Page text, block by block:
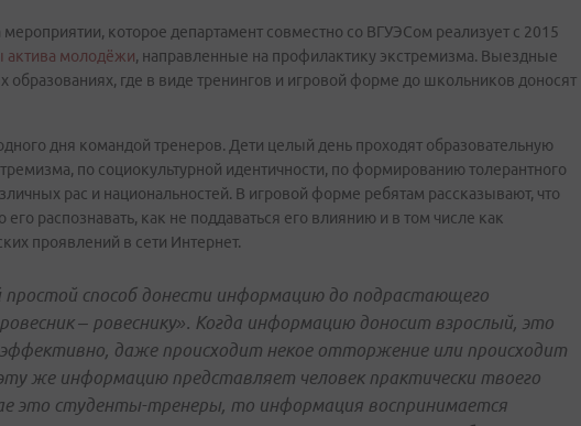
которое департамент совместно со ВГУЭСом реализует с 2015
актива молодёжи, направленные на профилактику экстремизма. Выездные
образованиях, где в виде тренингов и игровой форме до школьников доносят
дня командой тренеров. Дети целый день проходят образовательную
по социокультурной идентичности, по формированию толерантного
рас и национальностей. В игровой форме ребятам рассказывают, что
распознавать, как не поддаваться его влиянию и в том числе как
проявлений в сети Интернет.
способ донести информацию до подрастающего
– ровеснику». Когда информацию доносит взрослый, это
даже происходит некое отторжение или происходит
же информацию представляет человек практически твоего
это студенты-тренеры, то информация воспринимается